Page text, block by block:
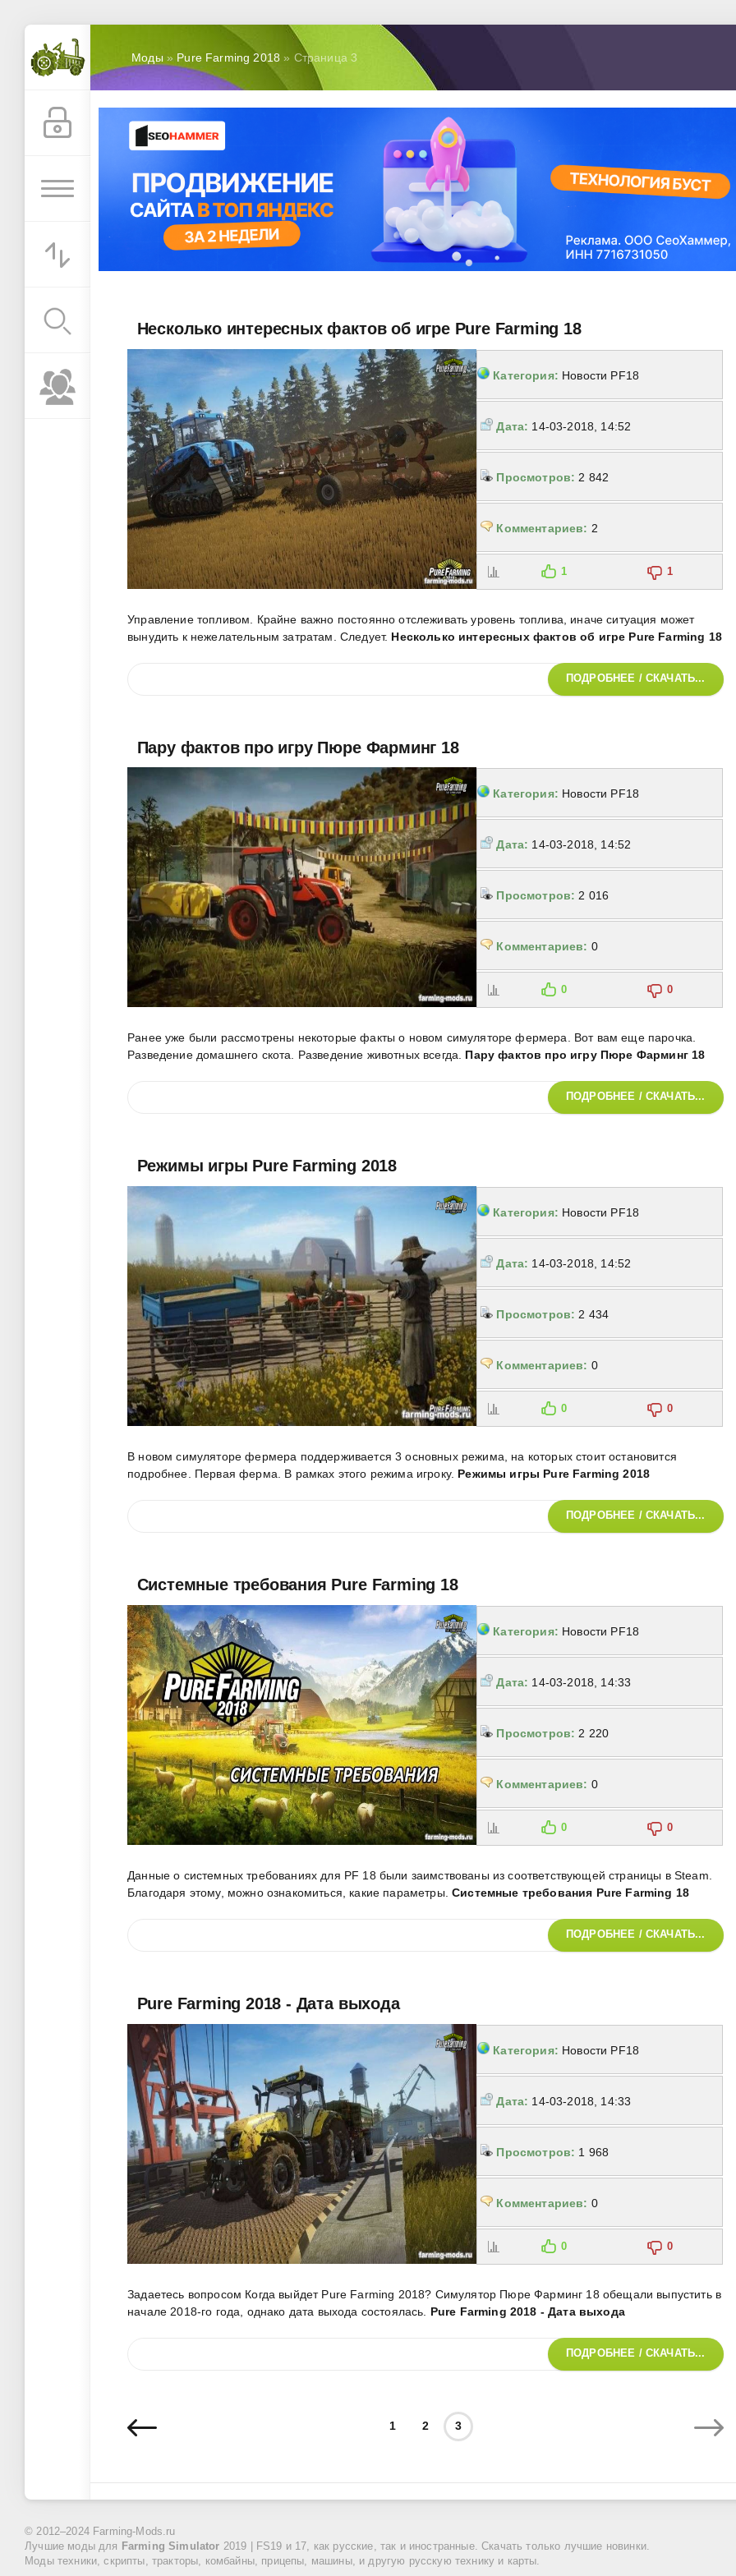
Моды» Pure Farming 2018 » Страница 3
Несколько интересных фактов об игре Pure Farming 18
Категория: Новости PF18
Дата: 14-03-2018, 14:52
Просмотров: 2 842
Комментариев: 2
1 1
Управление топливом. Крайне важно постоянно отслеживать уровень топлива, иначе ситуация может
вынудить к нежелательным затратам. Следует. Несколько интересных фактов об игре Pure Farming 18
ПОДРОБНЕЕ / СКАЧАТЬ...
Пару фактов про игру Пюре Фарминг 18
Категория: Новости PF18
Дата: 14-03-2018, 14:52
Просмотров: 2 016
Комментариев: 0
0 0
Ранее уже были рассмотрены некоторые факты о новом симуляторе фермера. Вот вам еще парочка.
Разведение домашнего скота. Разведение животных всегда. Пару фактов про игру Пюре Фарминг 18
ПОДРОБНЕЕ / СКАЧАТЬ...
Режимы игры Pure Farming 2018
Категория: Новости PF18
Дата: 14-03-2018, 14:52
Просмотров: 2 434
Комментариев: 0
0 0
В новом симуляторе фермера поддерживается 3 основных режима, на которых стоит остановится
подробнее. Первая ферма. В рамках этого режима игроку. Режимы игры Pure Farming 2018
ПОДРОБНЕЕ / СКАЧАТЬ...
Системные требования Pure Farming 18
Категория: Новости PF18
Дата: 14-03-2018, 14:33
Просмотров: 2 220
Комментариев: 0
0 0
Данные о системных требованиях для PF 18 были заимствованы из соответствующей страницы в Steam.
Благодаря этому, можно ознакомиться, какие параметры .Системные требования Pure Farming 18
ПОДРОБНЕЕ / СКАЧАТЬ...
Pure Farming 2018 - Дата выхода
Категория: Новости PF18
Дата: 14-03-2018, 14:33
Просмотров: 1 968
Комментариев: 0
0 0
Задаетесь вопросом Когда выйдет Pure Farming 2018? Симулятор Пюре Фарминг 18 обещали выпустить в
начале 2018-го года, однако дата выхода состоялась
Pure Farming 2018 - Дата выхода
ПОДРОБНЕЕ / СКАЧАТЬ...
1 2 3
© 2012–2024 Farming-Mods.ru
Лучшие моды для
Farming Simulator 2019 | FS19 и 17, как русские, так и иностранные. Скачать только лучшие новинки.
Моды техники, скрипты, тракторы, комбайны, прицепы, машины, и другую русскую технику и карты.